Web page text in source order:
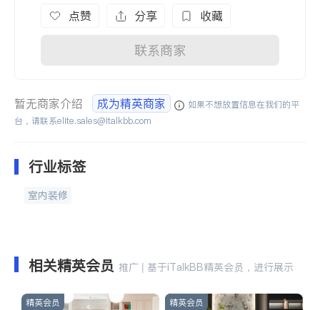
点赞 分享 收藏
联系商家
暂无商家介绍 成为精英商家
如果不想放置信息在我们的平
台，请联系elite.sales@italkbb.com
行业标签
室内装修
相关精英会员 推广 | 基于iTalkBB精英会员，进行展示
精英会员 精英会员